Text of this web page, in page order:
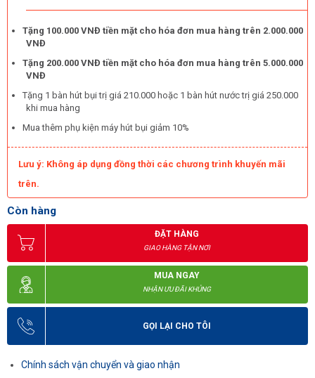
Tặng 100.000 VNĐ tiền mặt cho hóa đơn mua hàng trên 2.000.000
VNĐ
Tặng 200.000 VNĐ tiền mặt cho hóa đơn mua hàng trên 5.000.000
VNĐ
Tặng 1 bàn hút bụi trị giá 210.000 hoặc 1 bàn hút nước trị giá 250.000
khi mua hàng
Mua thêm phụ kiện máy hút bụi giảm 10%
Lưu ý: Không áp dụng đồng thời các chương trình khuyến mãi
trên.
Còn hàng
ĐẶT HÀNG
GIAO HÀNG TẬN NƠI
MUA NGAY
NHẬN ƯU ĐÃI KHỦNG
GỌI LẠI CHO TÔI
Chính sách vận chuyển và giao nhận